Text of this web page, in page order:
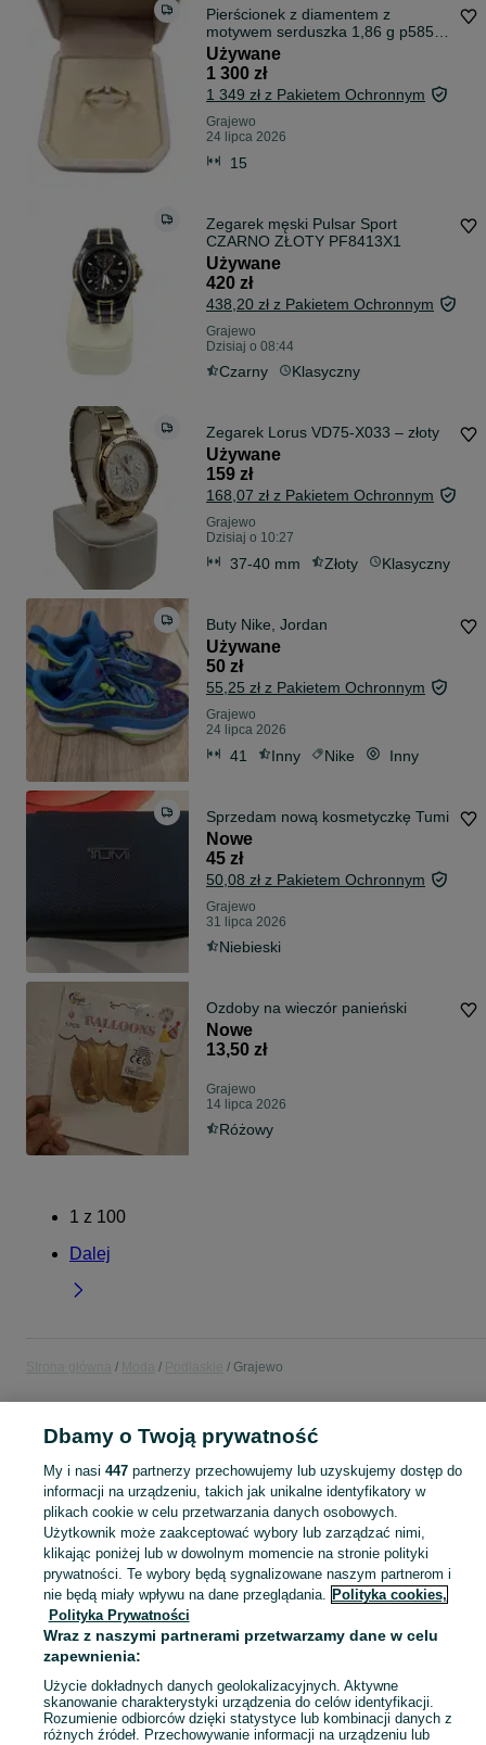
Pierścionek z diamentem z
motywem serduszka 1,86 g p585
r15
Używane
1 300 zł
1 349 zł z Pakietem Ochronnym
Grajewo
24 lipca 2026
15
Zegarek męski Pulsar Sport
CZARNO ZŁOTY PF8413X1
Używane
420 zł
438,20 zł z Pakietem Ochronnym
Grajewo
Dzisiaj o 08:44
Czarny Klasyczny
Zegarek Lorus VD75-X033 – złoty
Używane
159 zł
168,07 zł z Pakietem Ochronnym
Grajewo
Dzisiaj o 10:27
37-40 mm Złoty Klasyczny
Buty Nike, Jordan
Używane
50 zł
55,25 zł z Pakietem Ochronnym
Grajewo
24 lipca 2026
41 Inny Nike Inny
Sprzedam nową kosmetyczkę Tumi
Nowe
45 zł
50,08 zł z Pakietem Ochronnym
Grajewo
31 lipca 2026
Niebieski
Ozdoby na wieczór panieński
Nowe
13,50 zł
Grajewo
14 lipca 2026
Różowy
1 z 100
Dalej
Grajewo
MODA
KATEGORIA
Moda Grajewo ▶️ Odzież, obuwie, torebki, akcesoria i biżuteria ✅ Nowe i używane w atrakcyjnych cenach ✌ Znajdź najlepsze ogłoszenia na OLX.pl! Zobacz
Mapa kategorii
Mapa miejscowości
Mapa ministron
Popularne wyszukiwania
Dbamy o Twoją prywatność
My i nasi 447partnerzy przechowujemy lub uzyskujemy dostęp do
informacji na urządzeniu, takich jak unikalne identyfikatory w
plikach cookie w celu przetwarzania danych osobowych.
Użytkownik może zaakceptować wybory lub zarządzać nimi,
klikając poniżej lub w dowolnym momencie na stronie polityki
prywatności. Te wybory będą sygnalizowane naszym partnerom i
nie będą miały wpływu na dane przeglądania. Polityka cookies,
Polityka Prywatności
Wraz z naszymi partnerami przetwarzamy dane w celu
zapewnienia:
Użycie dokładnych danych geolokalizacyjnych. Aktywne
skanowanie charakterystyki urządzenia do celów identyfikacji.
Rozumienie odbiorców dzięki statystyce lub kombinacji danych z
różnych źródeł. Przechowywanie informacji na urządzeniu lub